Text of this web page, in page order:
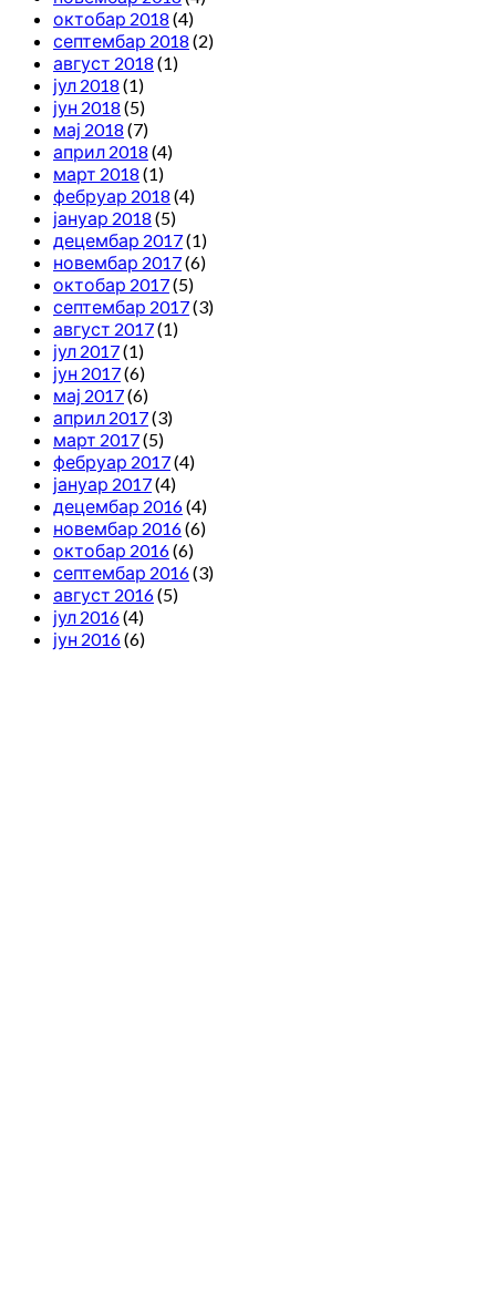
октобар 2018 (4)
септембар 2018 (2)
август 2018 (1)
јул 2018 (1)
јун 2018 (5)
мај 2018 (7)
април 2018 (4)
март 2018 (1)
фебруар 2018 (4)
јануар 2018 (5)
децембар 2017(1)
новембар 2017(6)
октобар 2017(5)
септембар 2017(3)
август 2017(1)
јул 2017(1)
јун 2017(6)
мај 2017(6)
април 2017(3)
март 2017(5)
фебруар 2017(4)
јануар 2017(4)
децембар 2016(4)
новембар 2016(6)
октобар 2016(6)
септембар 2016(3)
август 2016(5)
јул 2016(4)
јун 2016(6)